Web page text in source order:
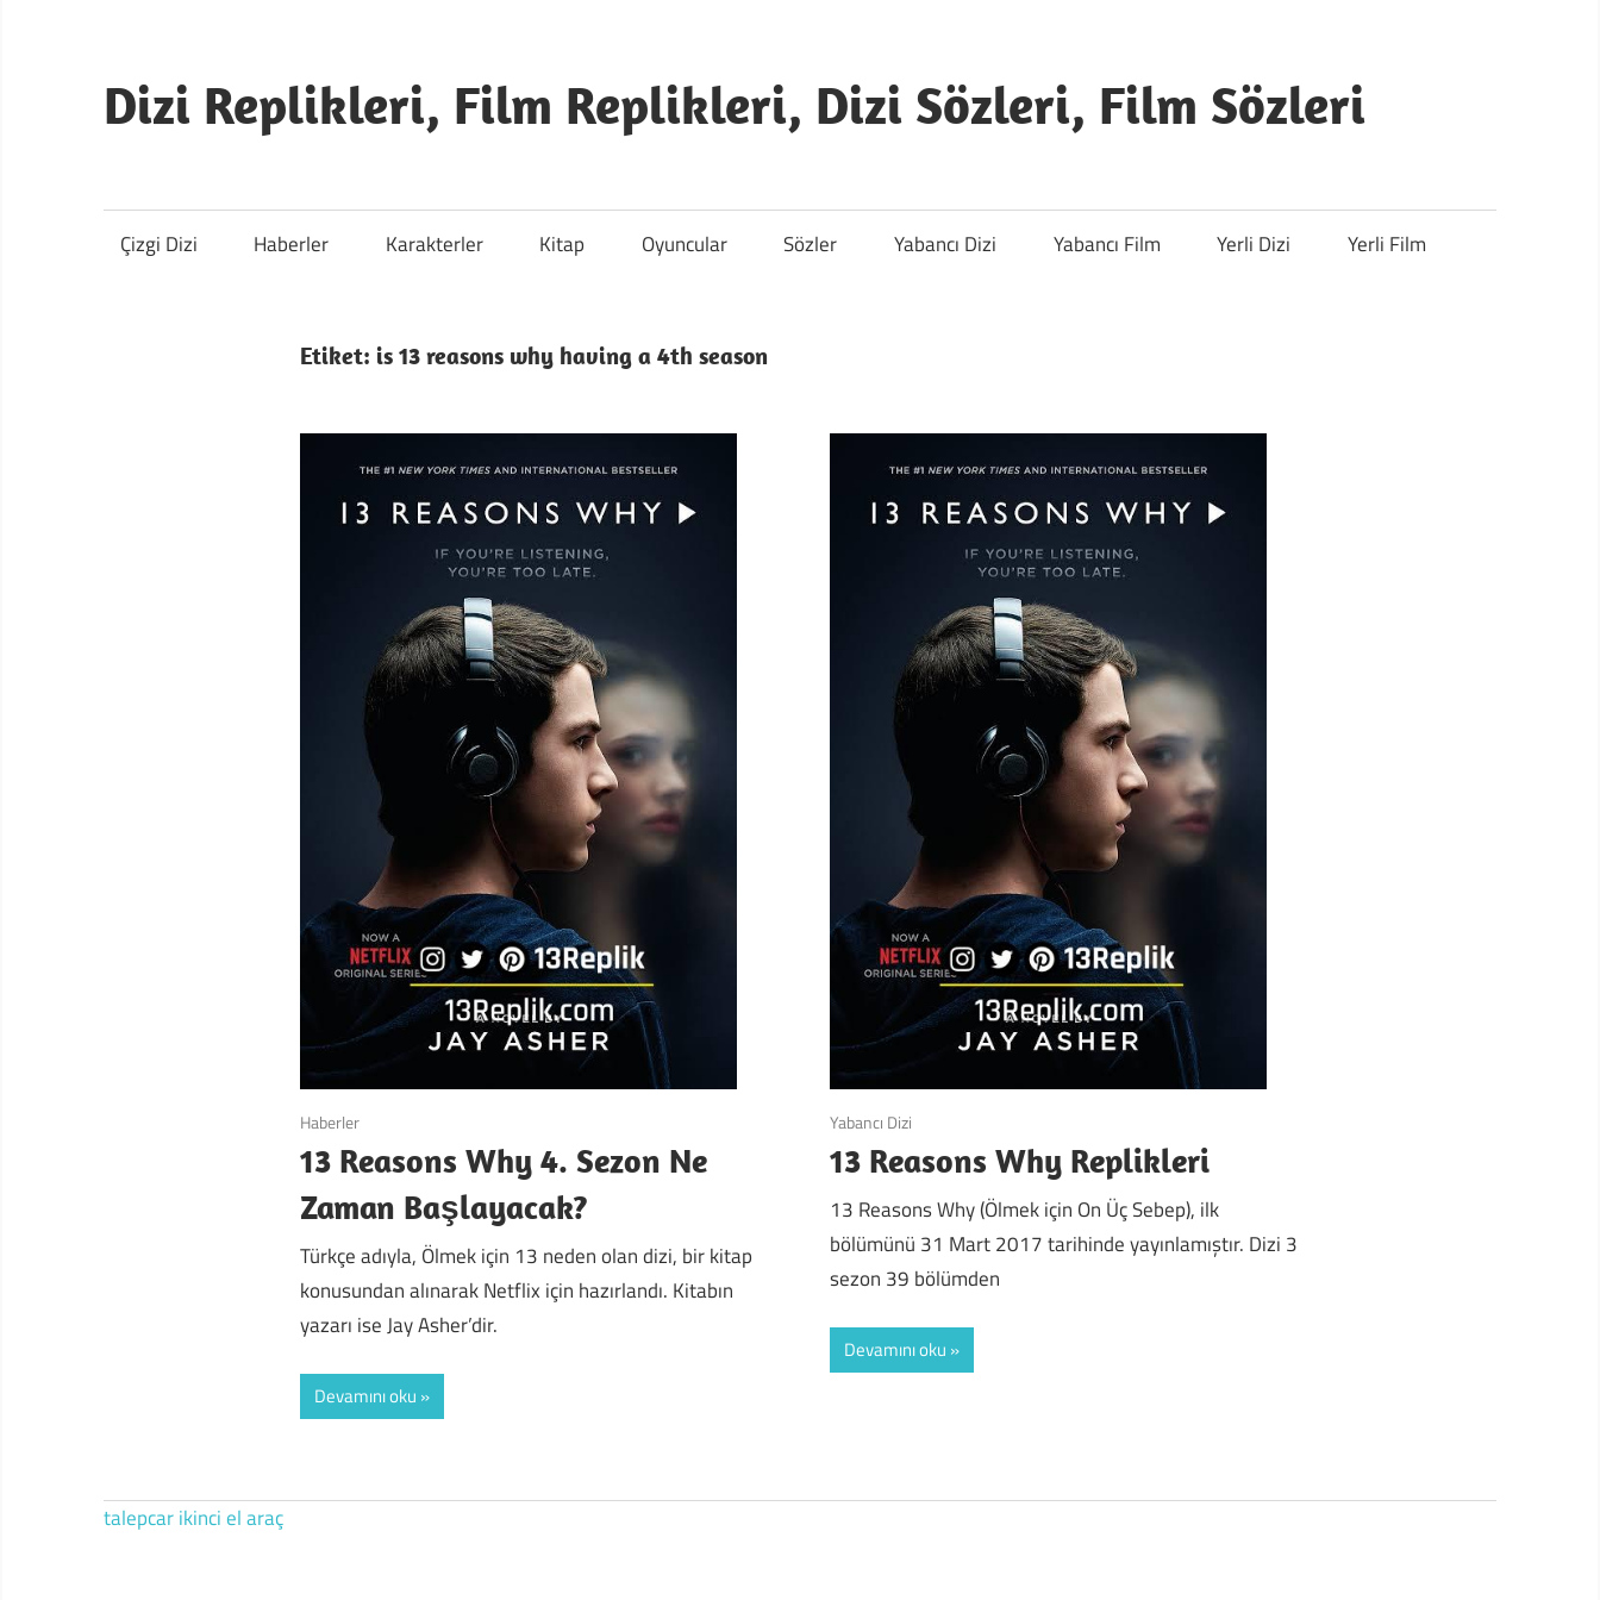
Dizi Replikleri, Film Replikleri, Dizi Sözleri, Film Sözleri
Çizgi Dizi
Haberler Karakterler Kitap Oyuncular Sözler Yabancı Dizi Yabancı Film Yerli Dizi Yerli Film
Etiket: is 13 reasons why having a 4th season
Haberler
13 Reasons Why 4. Sezon Ne
Zaman Başlayacak?
Türkçe adıyla, Ölmek için 13 neden olan dizi, bir kitap
konusundan alınarak Netflix için hazırlandı. Kitabın
yazarı ise Jay Asher’dir.
Devamını oku
Yabancı Dizi
13 Reasons Why Replikleri
13 Reasons Why (Ölmek için On Üç Sebep), ilk
bölümünü 31 Mart 2017 tarihinde yayınlamıştır. Dizi 3
sezon 39 bölümden
Devamını oku
talepcarikinci el araç